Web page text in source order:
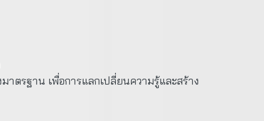
ตรฐาน เพื่อการแลกเปลี่ยนความรู้และสร้าง